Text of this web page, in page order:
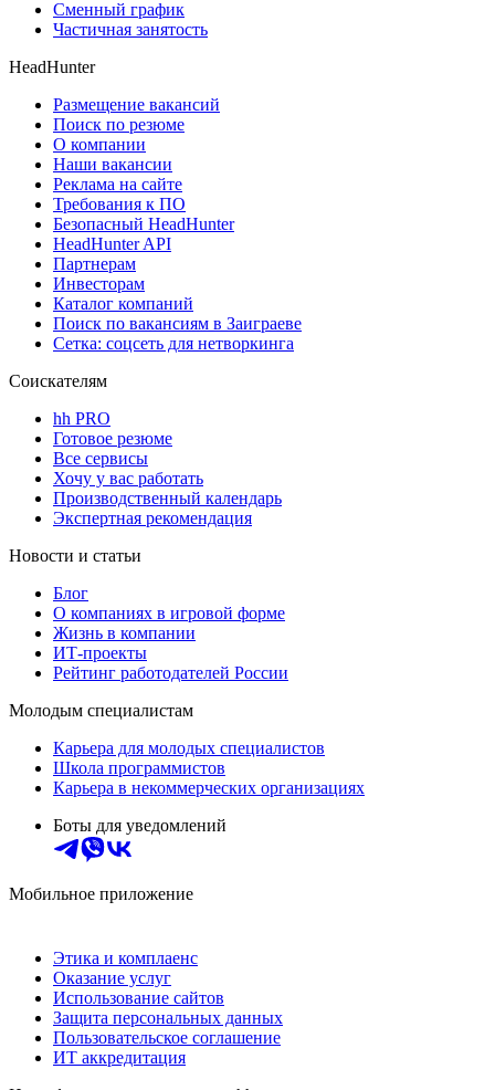
Сменный график
Частичная занятость
HeadHunter
Размещение вакансий
Поиск по резюме
О компании
Наши вакансии
Реклама на сайте
Требования к ПО
Безопасный HeadHunter
HeadHunter API
Партнерам
Инвесторам
Каталог компаний
Поиск по вакансиям в Заиграеве
Сетка: соцсеть для нетворкинга
Соискателям
hh PRO
Готовое резюме
Все сервисы
Хочу у вас работать
Производственный календарь
Экспертная рекомендация
Новости и статьи
Блог
О компаниях в игровой форме
Жизнь в компании
ИТ-проекты
Рейтинг работодателей России
Молодым специалистам
Карьера для молодых специалистов
Школа программистов
Карьера в некоммерческих организациях
Боты для уведомлений
Мобильное приложение
Этика и комплаенс
Оказание услуг
Использование сайтов
Защита персональных данных
Пользовательское соглашение
ИТ аккредитация